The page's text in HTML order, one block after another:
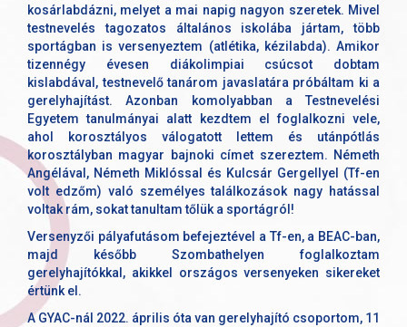
kosárlabdázni, melyet a mai napig nagyon szeretek. Mivel
testnevelés tagozatos általános iskolába jártam, több
sportágban is versenyeztem (atlétika, kézilabda). Amikor
tizennégy évesen diákolimpiai csúcsot dobtam
kislabdával, testnevelő tanárom javaslatára próbáltam ki a
gerelyhajítást. Azonban komolyabban a Testnevelési
Egyetem tanulmányai alatt kezdtem el foglalkozni vele,
ahol korosztályos válogatott lettem és utánpótlás
korosztályban magyar bajnoki címet szereztem. Németh
Angélával, Németh Miklóssal és Kulcsár Gergellyel (Tf-en
volt edzőm) való személyes találkozások nagy hatással
voltak rám, sokat tanultam tőlük a sportágról!
Versenyzői pályafutásom befejeztével a Tf-en, a BEAC-ban,
majd később Szombathelyen foglalkoztam
gerelyhajítókkal, akikkel országos versenyeken sikereket
értünk el.
A GYAC-nál 2022. április óta van gerelyhajító csoportom, 11